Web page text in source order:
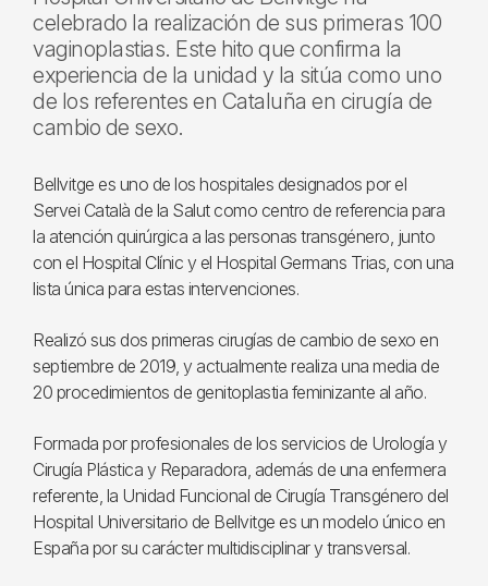
celebrado la realización de sus primeras 100
vaginoplastias. Este hito que confirma la
experiencia de la unidad y la sitúa como uno
de los referentes en Cataluña en cirugía de
cambio de sexo.
Bellvitge es uno de los hospitales designados por el
Servei Català de la Salut como centro de referencia para
la atención quirúrgica a las personas transgénero, junto
con el Hospital Clínic y el Hospital Germans Trias, con una
lista única para estas intervenciones.
Realizó sus dos primeras cirugías de cambio de sexo en
septiembre de 2019, y actualmente realiza una media de
20 procedimientos de genitoplastia feminizante al año.
Formada por profesionales de los servicios de Urología y
Cirugía Plástica y Reparadora, además de una enfermera
referente, la Unidad Funcional de Cirugía Transgénero del
Hospital Universitario de Bellvitge es un modelo único en
España por su carácter multidisciplinar y transversal.